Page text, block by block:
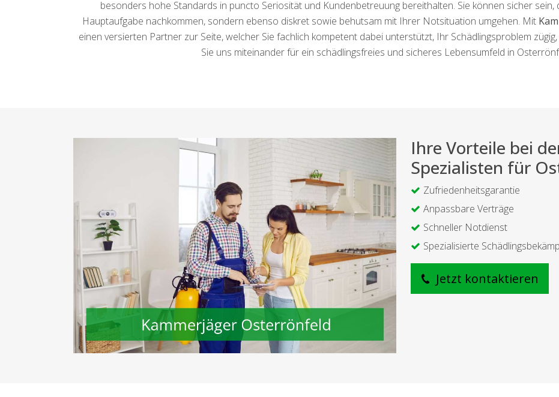
besonders hohe Standards in puncto Seriosität und Kundenbetreuung bereithalten. Sie können sicher
Hauptaufgabe nachkommen, sondern ebenso diskret sowie behutsam mit Ihrer Notsituation umgehen. Mit
einen versierten Partner zur Seite, welcher Sie fachlich kompetent dabei unterstützt, Ihr Schädlingsproblem
Sie uns miteinander für ein schädlingsfreies und sicheres Lebensumfeld in
Ihre Vorteile bei
Spezialisten für
Zufriedenheitsgarantie
Anpassbare Verträge
Schneller Notdienst
Spezialisierte
Jetzt kontaktieren